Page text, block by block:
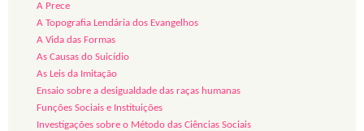
A Prece
A Topografia Lendária dos Evangelhos
A Vida das Formas
As Causas do Suicídio
As Leis da Imitação
Ensaio sobre a desigualdade das raças humanas
Funções Sociais e Instituições
Investigações sobre o Método das Ciências Sociais